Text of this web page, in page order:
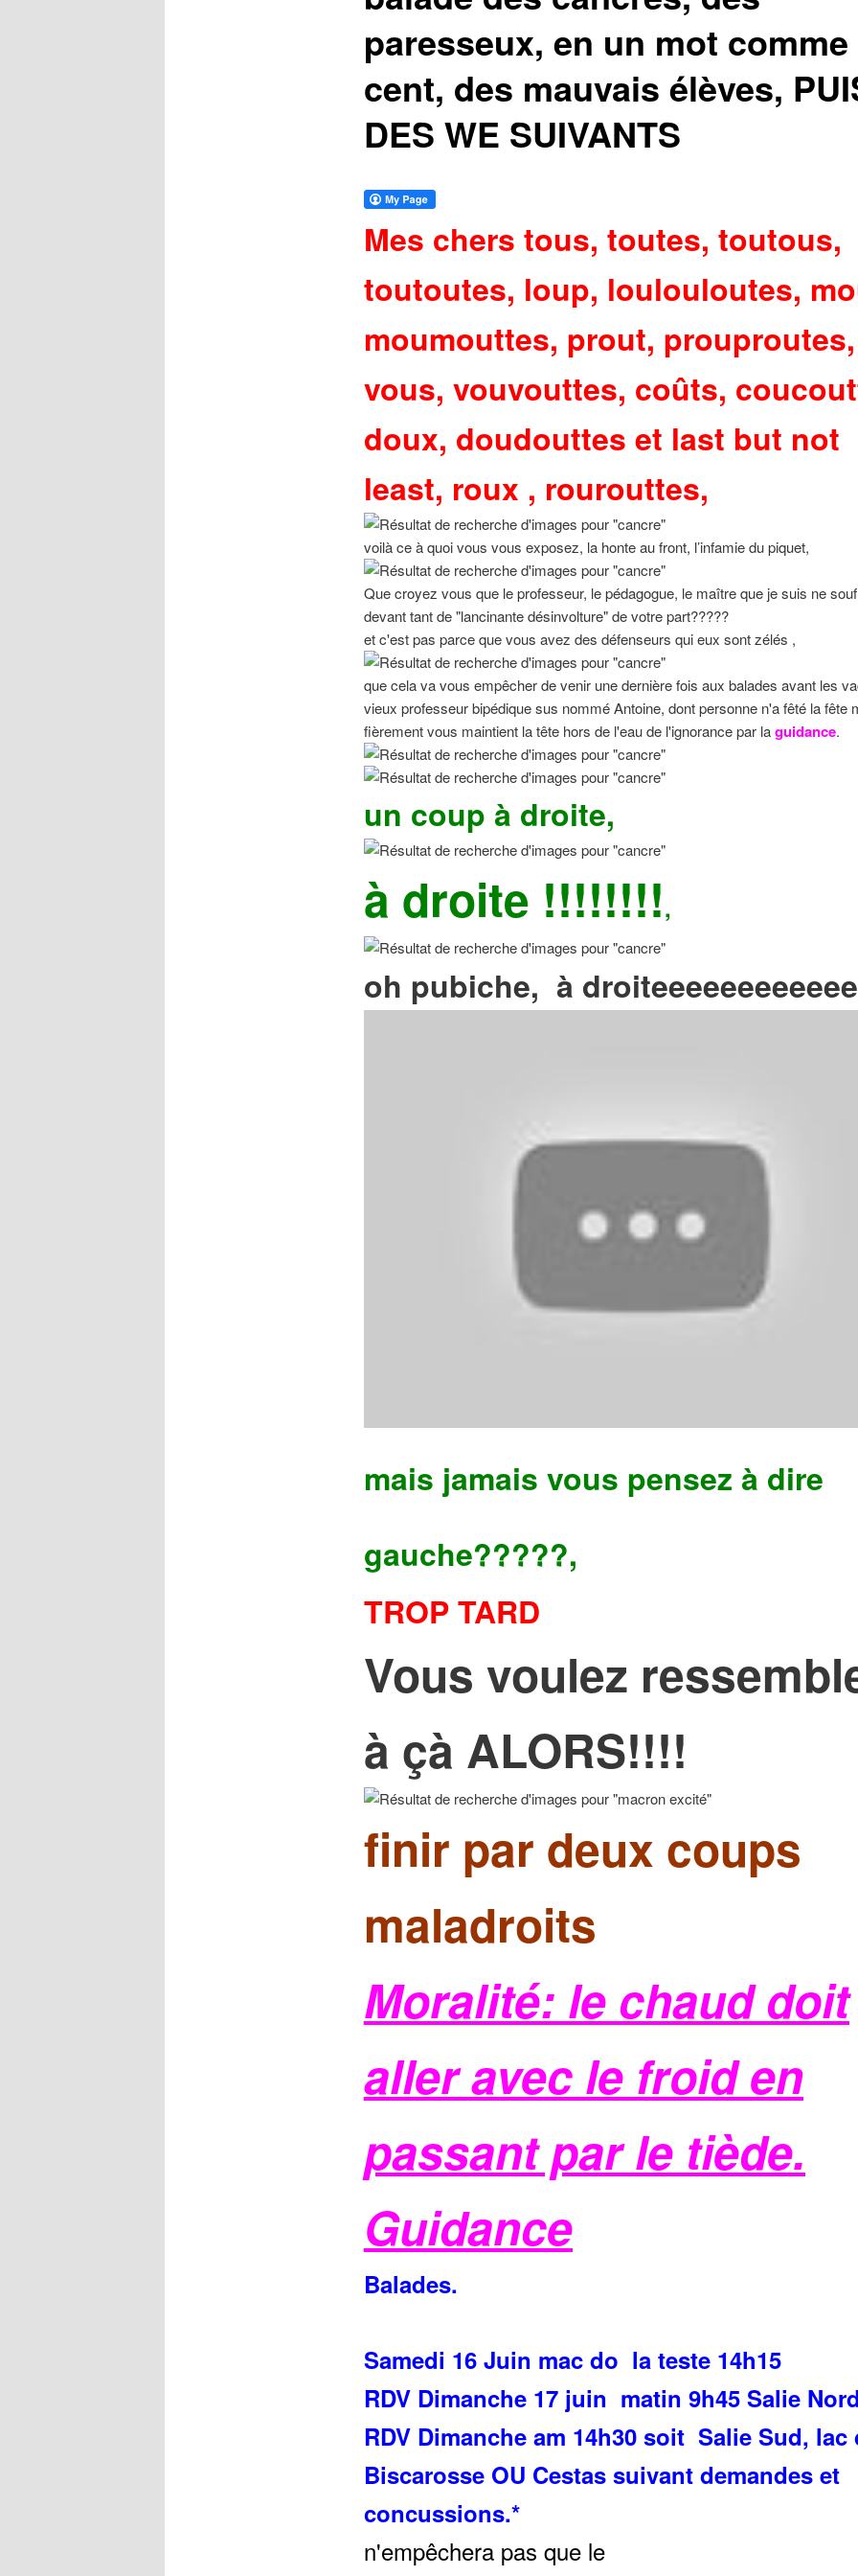
paresseux, en un mot comme
cent, des mauvais élèves,
DES WE SUIVANTS
Mes chers tous, toutes, toutous,
toutoutes, loup, loulouloutes,
moumouttes, prout, prouproutes,
vous, vouvouttes, coûts,
doux, doudouttes et last but not
least, roux , rourouttes,
voilà ce à quoi vous vous exposez, la honte au front, l’infamie du piquet,
Que croyez vous que le professeur, le pédagogue, le maître que je suis ne
devant tant de "lancinante désinvolture" de votre part?????
et c'est pas parce que vous avez des défenseurs qui eux sont zélés ,
que cela va vous empêcher de venir une dernière fois aux balades avant les
vieux professeur bipédique sus nommé Antoine, dont personne n'a fêté la fête
fièrement vous maintient la tête hors de l'eau de l'ignorance par laguidance.
un coup à droite,
à droite !!!!!!!!,
oh pubiche, à
mais jamais vous pensez à dire
gauche?????,
TROP TARD
Vous voulez
à çà ALORS!!!!
finir par deux coups
maladroits
Moralité: le chaud doit
aller avec le froid en
passant par le tiède.
Guidance
Balades.
Samedi 16 Juin mac do la teste 14h15
RDV Dimanche 17 juin matin 9h45 Salie
RDV Dimanche am 14h30 soit Salie Sud, lac
Biscarosse OU Cestas suivant demandes et
concussions.*
n'empêchera pas que le